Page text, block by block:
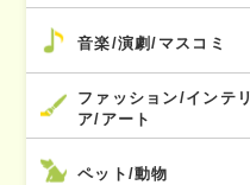
音楽/演劇/マスコミ
ファッション/インテリ
ア/アート
ペット/動物